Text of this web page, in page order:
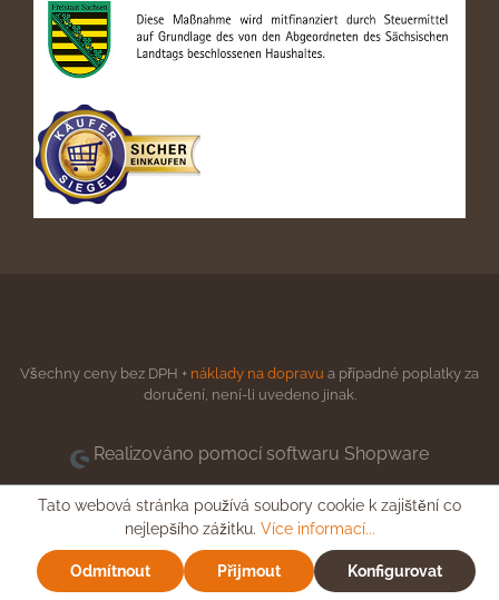
Všechny ceny bez DPH + náklady na dopravu a případné poplatky za
doručení, není-li uvedeno jinak.
Realizováno pomocí softwaru Shopware
Tato webová stránka používá soubory cookie k zajištění co
nejlepšího zážitku. Více informací...
Odmítnout Přijmout Konfigurovat